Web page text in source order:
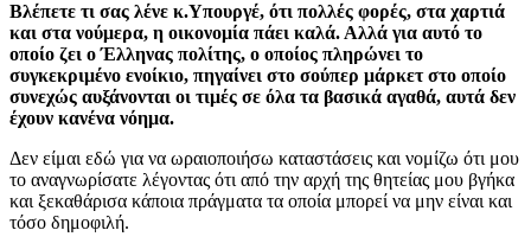
Βλέπετε τι σας λένε κ.Υπουργέ, ότι πολλές φορές, στα χαρτιά
και στα νούμερα, η οικονομία πάει καλά. Αλλά για αυτό το
οποίο ζει ο Έλληνας πολίτης, ο οποίος πληρώνει το
συγκεκριμένο ενοίκιο, πηγαίνει στο σούπερ μάρκετ στο οποίο
συνεχώς αυξάνονται οι τιμές σε όλα τα βασικά αγαθά, αυτά δεν
έχουν κανένα νόημα.
Δεν είμαι εδώ για να ωραιοποιήσω καταστάσεις και νομίζω ότι μου
το αναγνωρίσατε λέγοντας ότι από την αρχή της θητείας μου βγήκα
και ξεκαθάρισα κάποια πράγματα τα οποία μπορεί να μην είναι και
τόσο δημοφιλή.